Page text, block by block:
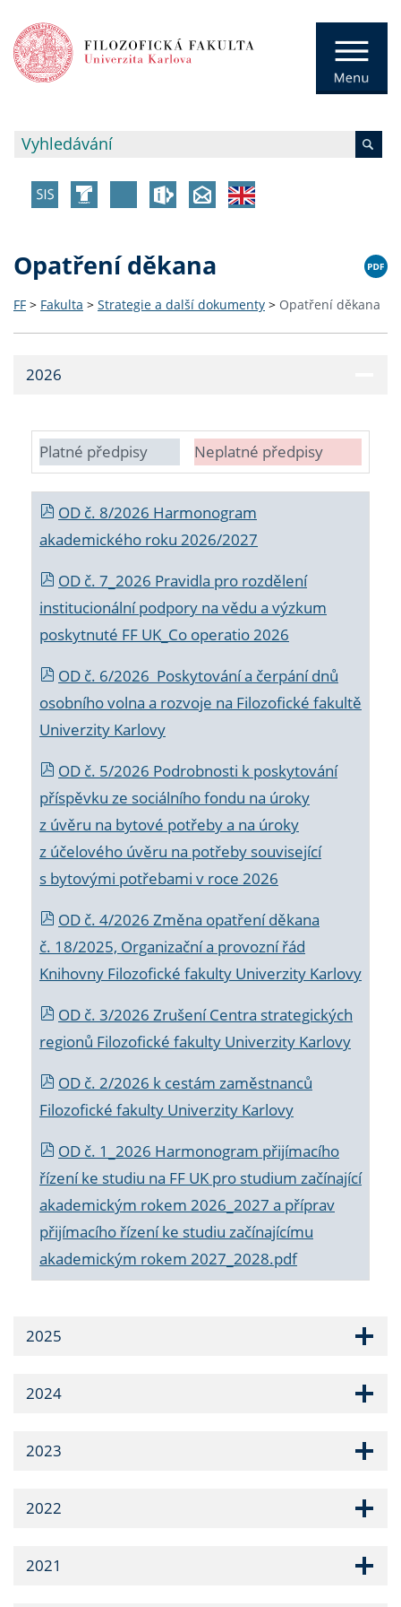
Opatření děkana
FF > Fakulta > Strategie a další dokumenty > Opatření děkana
2026
Platné předpisy Neplatné předpisy
OD č. 8/2026 Harmonogram
akademického roku 2026/2027
OD č. 7_2026 Pravidla pro rozdělení
institucionální podpory na vědu a výzkum
poskytnuté FF UK_Co operatio 2026
OD č. 6/2026 Poskytování a čerpání dnů
osobního volna a rozvoje na Filozofické fakultě
Univerzity Karlovy
OD č. 5/2026 Podrobnosti k poskytování
příspěvku ze sociálního fondu na úroky
z úvěru na bytové potřeby a na úroky
z účelového úvěru na potřeby související
s bytovými potřebami v roce 2026
OD č. 4/2026 Změna opatření děkana
č. 18/2025, Organizační a provozní řád
Knihovny Filozofické fakulty Univerzity Karlovy
OD č. 3/2026 Zrušení Centra strategických
regionů Filozofické fakulty Univerzity Karlovy
OD č. 2/2026 k cestám zaměstnanců
Filozofické fakulty Univerzity Karlovy
OD č. 1_2026 Harmonogram přijímacího
řízení ke studiu na FF UK pro studium začínající
akademickým rokem 2026_2027 a příprav
přijímacího řízení ke studiu začínajícímu
akademickým rokem 2027_2028.pdf
2025
2024
2023
2022
2021